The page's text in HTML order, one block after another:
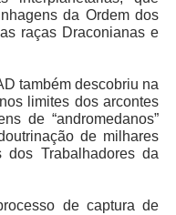
da Ordem dos
raças Draconianas e
também descobriu na
limites dos arcontes
de “andromedanos”
de milhares
Trabalhadores da
de captura de